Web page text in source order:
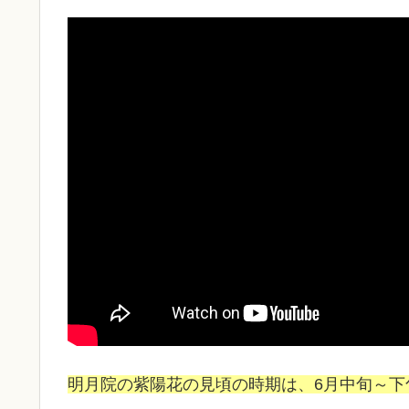
明月院の紫陽花の見頃の時期は、6月中旬～